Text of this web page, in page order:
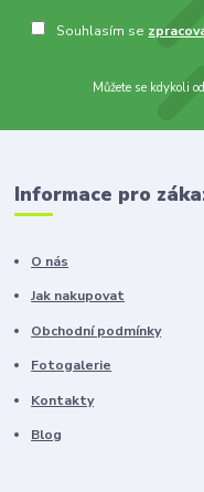
Souhlasím se
Můžete se kdykoli
Informace pro
O nás
Jak nakupovat
Obchodní podmínky
Fotogalerie
Kontakty
Blog